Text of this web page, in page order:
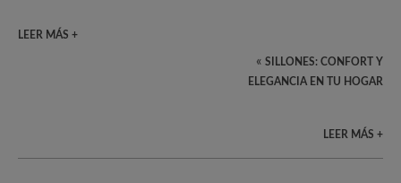
LEER MÁS +
« SILLONES: CONFORT Y
ELEGANCIA EN TU HOGAR
LEER MÁS +